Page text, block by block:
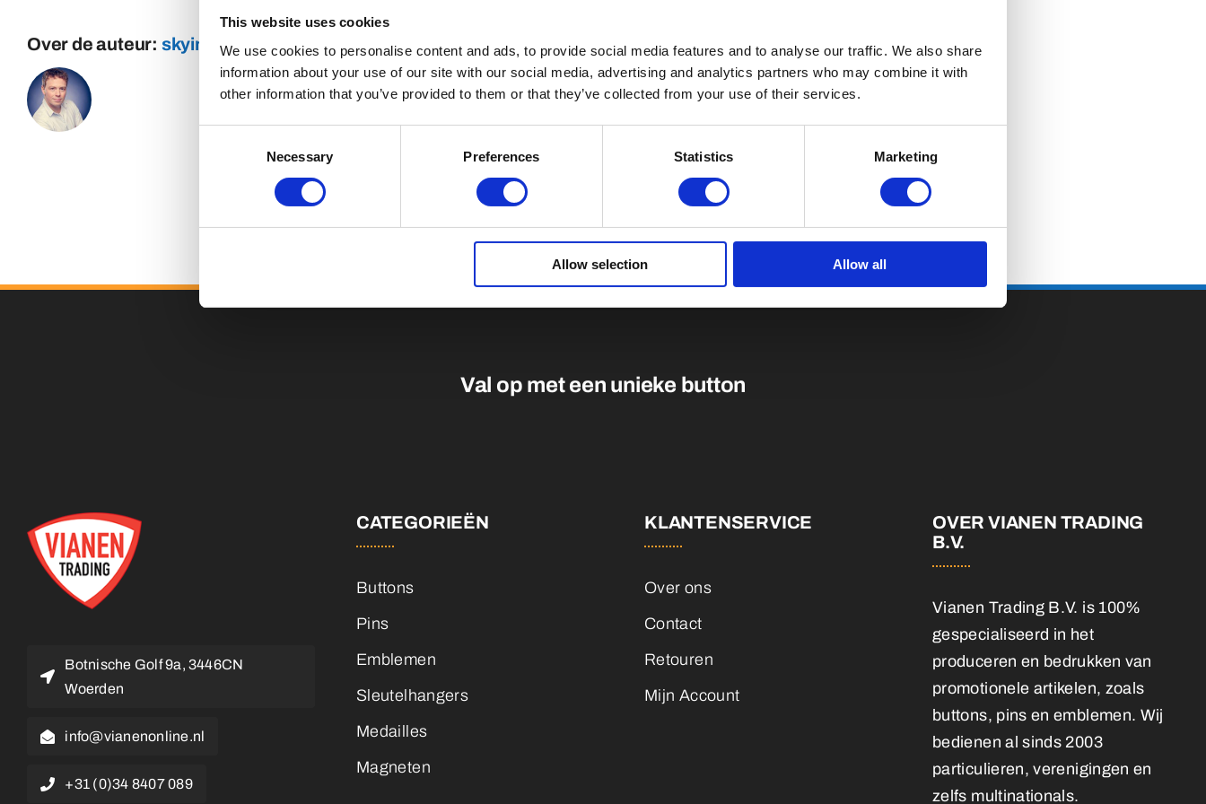
This website uses cookies
We use cookies to personalise content and ads, to provide social media features and to analyse our traffic. We also share
information about your use of our site with our social media, advertising and analytics partners who may combine it with
other information that you’ve provided to them or that they’ve collected from your use of their services.
Necessary Preferences Statistics Marketing
Allow selection Allow all
Over de auteur: skyinternetmarketing
Val op met een unieke
Botnische Golf 9a, 3446CN
Woerden
info@vianenonline.nl
+31 (0)34 8407 089
CATEGORIEËN
Buttons
Pins
Emblemen
Sleutelhangers
Medailles
Magneten
KLANTENSERVICE
Over ons
Contact
Retouren
Mijn Account
OVER VIANEN TRADING
B.V.
Vianen Trading B.V. is 100%
gespecialiseerd in het
produceren en bedrukken van
promotionele artikelen, zoals
buttons, pins en emblemen. Wij
bedienen al sinds 2003
particulieren, verenigingen en
zelfs multinationals.